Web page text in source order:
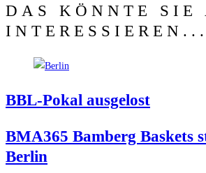
DAS KÖNNTE SIE
INTERESSIEREN...
BBL-Pokal aus­ge­lost
BMA365 Bam­berg Bas­kets
Berlin